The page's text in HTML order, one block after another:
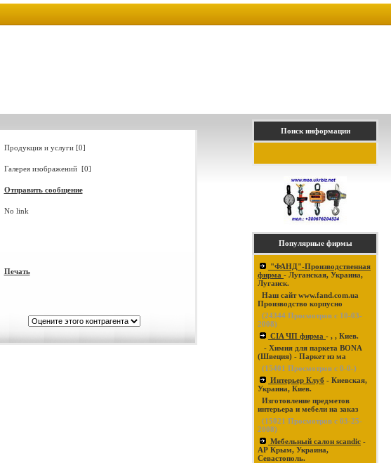
Продукция и услуги [0]
Галерея изображений [0]
Отправить сообщение
No link
Печать
Поиск информации
Популярные фирмы
"ФАНД"-Производственная
фирма - Луганская, Украина,
Луганск.
Наш сайт www.fand.com.ua
Производство корпусно
(24344 Просмотров с 10-03-
2008)
CIA ЧП фирма - , , Киев.
- Химия для паркета BONA
(Швеция) - Паркет из ма
(15401 Просмотров с 0-0-)
Интерьер Клуб - Киевская,
Украина, Киев.
Изготовление предметов
интерьера и мебели на заказ
(15021 Просмотров с 03-25-
2008)
Мебельный салон scandic -
АР Крым, Украина,
Севастополь.